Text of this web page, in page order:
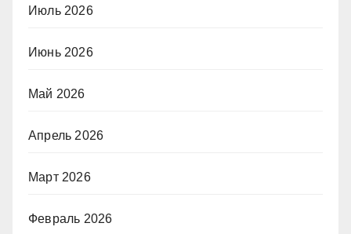
Июль 2026
Июнь 2026
Май 2026
Апрель 2026
Март 2026
Февраль 2026